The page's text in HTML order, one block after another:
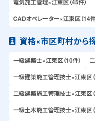
CADオペレーター×江東区（14件
資格×市区町村から
一級建築士×江東区（10件）
一級建築施工管理技士×江東区（
二級建築施工管理技士×江東区（
一級土木施工管理技士×江東区（